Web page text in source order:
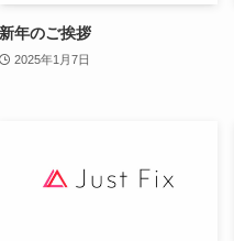
新年のご挨拶
2025年1月7日